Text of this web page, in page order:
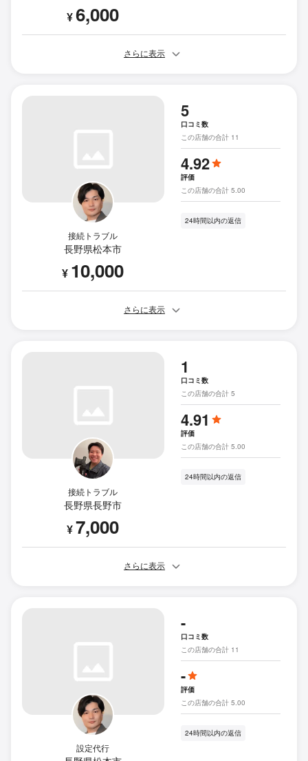
¥6,000
さらに表示
接続トラブル
長野県松本市
¥ 10,000
5
口コミ数
この店舗の合計 11
4.92
評価
この店舗の合計 5.00
24時間以内の返信
さらに表示
接続トラブル
長野県長野市
¥7,000
1
口コミ数
この店舗の合計 5
4.91
評価
この店舗の合計 5.00
24時間以内の返信
さらに表示
設定代行
-
口コミ数
この店舗の合計 11
-
評価
この店舗の合計 5.00
24時間以内の返信